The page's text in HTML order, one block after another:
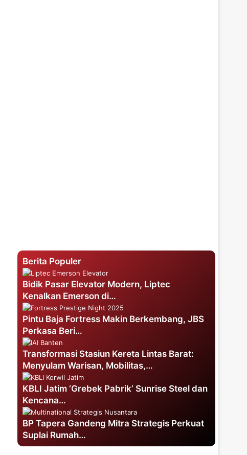
Berita Populer
Bidik Pasar Elevator Modern, Liptec
Kenalkan Emerson di…
Pintu Baja Fortress Makin Berkembang, JBS
Perkasa Beri…
Transformasi Stasiun Kereta Lintas Barat:
Menyulam Warisan, Mobilitas,…
KBLI Jatim ‘Grebek Pabrik’ Sunrise Steel dan
Kencana…
BP Tapera Gandeng Mitra Strategis Perkuat
Suplai Rumah…